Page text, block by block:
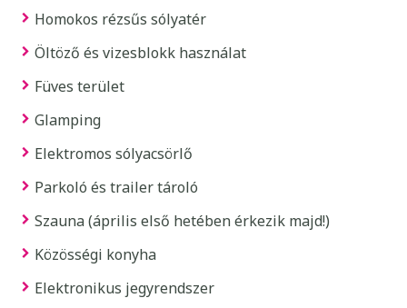
Homokos rézsűs sólyatér
Öltöző és vizesblokk használat
Füves terület
Glamping
Elektromos sólyacsörlő
Parkoló és trailer tároló
Szauna (április első hetében érkezik majd!)
Közösségi konyha
Elektronikus jegyrendszer